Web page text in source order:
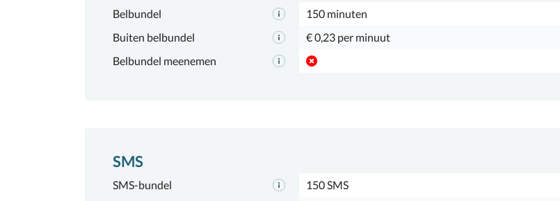
Belbundel
150 minuten
Buiten belbundel
€ 0,23 per minuut
Belbundel meenemen
SMS
SMS-bundel
150 SMS